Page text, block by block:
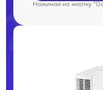
Нажимая на кнопку